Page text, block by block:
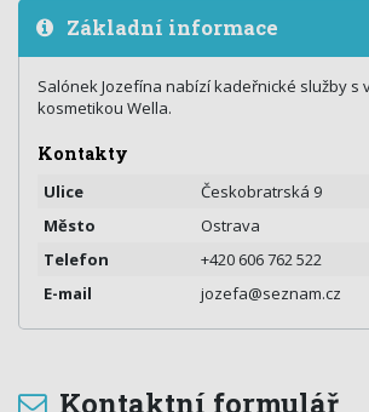
Základní informace
Salónek Jozefína nabízí kadeřnické služby s
kosmetikou Wella.
Kontakty
Ulice
Českobratrská 9
Město
Ostrava
Telefon
+420 606 762 522
E-mail
jozefa@seznam.cz
Kontaktní formulář